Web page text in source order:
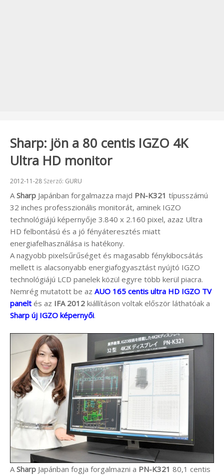
Sharp: jön a 80 centis IGZO 4K
Ultra HD monitor
Beküldve:
2012-11-28 Szerző: GURU
A Sharp Japánban forgalmazza majd PN-K321 típusszámú
32 inches professzionális monitorát, aminek IGZO
technológiájú képernyője 3.840 x 2.160 pixel, azaz Ultra
HD felbontású és a jó fényáteresztés miatt
energiafelhasználása is hatékony.
A nagyobb pixelsűrűséget és magasabb fénykibocsátás
mellett is alacsonyabb energiafogyasztást nyújtó IGZO
technológiájú LCD panelek közül egyre több kerül piacra.
Nemrég mutatott be az AUO 165 centis ultra HD IGZO TV
panelt és az IFA 2012 kiállításon voltak először láthatóak a
Sharp új IGZO képernyői.
A Sharp Japánban fogja forgalmazni a PN-K321 80,1 centis